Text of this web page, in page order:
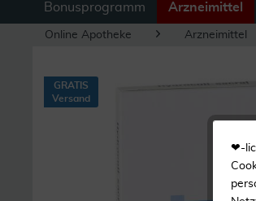
Bonusprogramm Arzneimittel
Online Apotheke Arzneimittel
GRATIS
Versand
❤-